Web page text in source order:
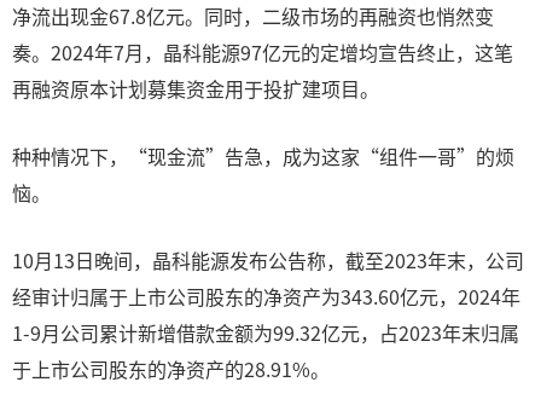
净流出现金67.8亿元。同时，二级市场的再融资也悄然变
奏。2024年7月，晶科能源97亿元的定增均宣告终止，这笔
再融资原本计划募集资金用于投扩建项目。
种种情况下，“现金流”告急，成为这家“组件一哥”的烦
恼。
10月13日晚间，晶科能源发布公告称，截至2023年末，公司
经审计归属于上市公司股东的净资产为343.60亿元，2024年
1-9月公司累计新增借款金额为99.32亿元，占2023年末归属
于上市公司股东的净资产的28.91%。